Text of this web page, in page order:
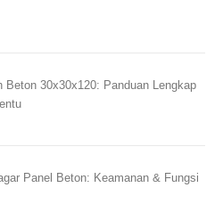
Beton 30x30x120: Panduan Lengkap
Panel Beton: Keamanan & Fungsi